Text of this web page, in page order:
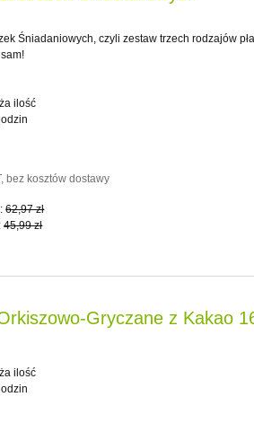
Śniadaniowych, czyli zestaw trzech rodzajów
ilość
bez kosztów dostawy
62,97 zł
45,99 zł
Gryczane z Kakao
ilość